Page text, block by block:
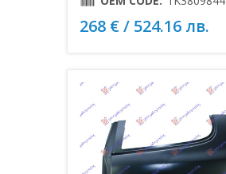
268 € / 524.16 лв.